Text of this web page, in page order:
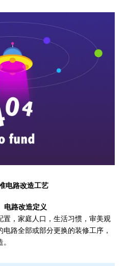
路改造工艺
路改造定义
，家庭人口，生活习惯，审美观
路全部或部分更换的装修工序，